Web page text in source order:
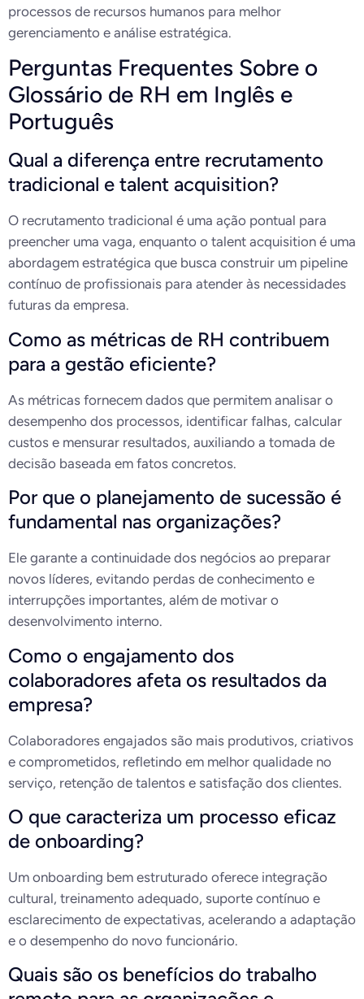
processos de recursos humanos para melhor
gerenciamento e análise estratégica.
Perguntas Frequentes Sobre o
Glossário de RH em Inglês e
Português
Qual a diferença entre recrutamento
tradicional e talent acquisition?
O recrutamento tradicional é uma ação pontual para
preencher uma vaga, enquanto o talent acquisition é uma
abordagem estratégica que busca construir um pipeline
contínuo de profissionais para atender às necessidades
futuras da empresa.
Como as métricas de RH contribuem
para a gestão eficiente?
As métricas fornecem dados que permitem analisar o
desempenho dos processos, identificar falhas, calcular
custos e mensurar resultados, auxiliando a tomada de
decisão baseada em fatos concretos.
Por que o planejamento de sucessão é
fundamental nas organizações?
Ele garante a continuidade dos negócios ao preparar
novos líderes, evitando perdas de conhecimento e
interrupções importantes, além de motivar o
desenvolvimento interno.
Como o engajamento dos
colaboradores afeta os resultados da
empresa?
Colaboradores engajados são mais produtivos, criativos
e comprometidos, refletindo em melhor qualidade no
serviço, retenção de talentos e satisfação dos clientes.
O que caracteriza um processo eficaz
de onboarding?
Um onboarding bem estruturado oferece integração
cultural, treinamento adequado, suporte contínuo e
esclarecimento de expectativas, acelerando a adaptação
e o desempenho do novo funcionário.
Quais são os benefícios do trabalho